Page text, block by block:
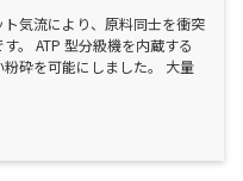
気流により、原料同士を衝突
。 ATP 型分級機を内蔵する
砕を可能にしました。 大量